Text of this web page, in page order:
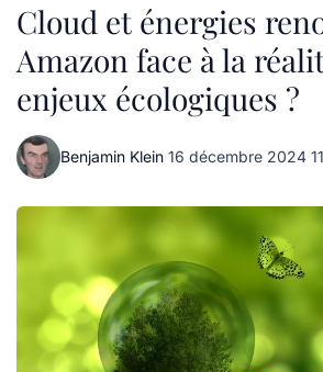
Cloud et énergies
Amazon face à la
enjeux écologiques ?
Benjamin Klein·16 décembre 2024·